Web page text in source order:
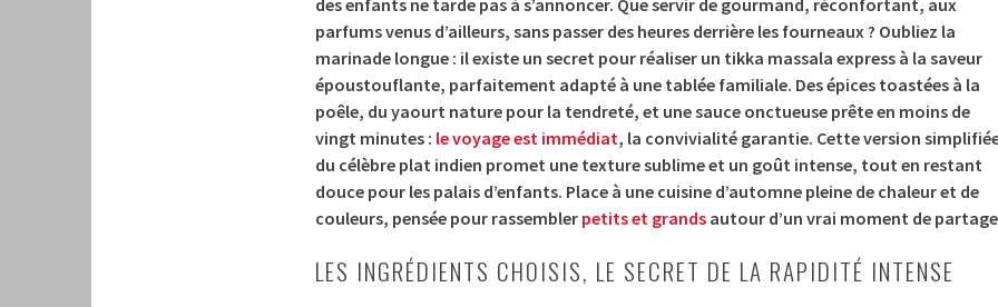
des enfants ne tarde pas à s’annoncer. Que servir de gourmand, réconfortant, aux
parfums venus d’ailleurs, sans passer des heures derrière les fourneaux ? Oubliez la
marinade longue : il existe un secret pour réaliser un tikka massala express à la saveur
époustouflante, parfaitement adapté à une tablée familiale. Des épices toastées à la
poêle, du yaourt nature pour la tendreté, et une sauce onctueuse prête en moins de
vingt minutes : le voyage est immédiat, la convivialité garantie. Cette version
du célèbre plat indien promet une texture sublime et un goût intense, tout en restant
douce pour les palais d’enfants. Place à une cuisine d’automne pleine de chaleur et de
couleurs, pensée pour rassembler petits et grands autour d’un vrai moment de
LES INGRÉDIENTS CHOISIS, LE SECRET DE LA RAPIDITÉ INTENSE